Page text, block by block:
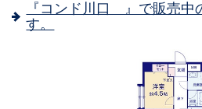
『コンド川口 』で販売中
す。